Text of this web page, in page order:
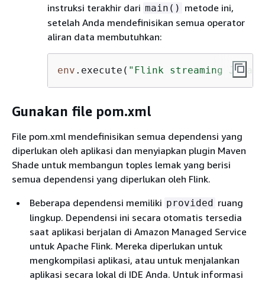
instruksi terakhir dari main() metode ini,
setelah Anda mendefinisikan semua operator
aliran data membutuhkan:
env .execute( "Flink streaming Java
Gunakan file pom.xml
File pom.xml mendefinisikan semua dependensi yang
diperlukan oleh aplikasi dan menyiapkan plugin Maven
Shade untuk membangun toples lemak yang berisi
semua dependensi yang diperlukan oleh Flink.
Beberapa dependensi memiliki provided ruang
lingkup. Dependensi ini secara otomatis tersedia
saat aplikasi berjalan di Amazon Managed Service
untuk Apache Flink. Mereka diperlukan untuk
mengkompilasi aplikasi, atau untuk menjalankan
aplikasi secara lokal di IDE Anda. Untuk informasi